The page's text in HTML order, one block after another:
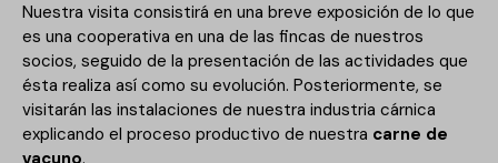
Nuestra visita consistirá en una breve exposición de lo que
es una cooperativa en una de las fincas de nuestros
socios, seguido de la presentación de las actividades que
ésta realiza así como su evolución. Posteriormente, se
visitarán las instalaciones de nuestra industria cárnica
explicando el proceso productivo de nuestra carne de